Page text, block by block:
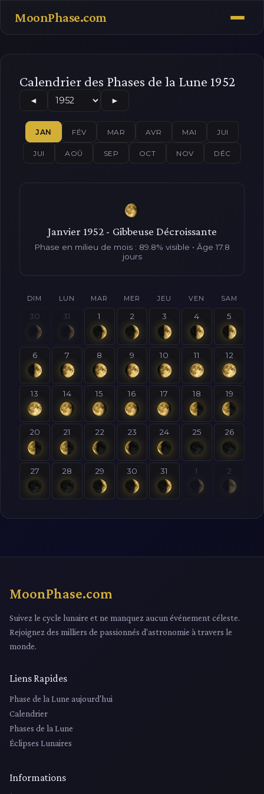
MoonPhase.com
Calendrier des Phases de la Lune 1952
◄ ►
JAN FÉV MAR AVR MAI JUI
JUI AOÛ SEP OCT NOV DÉC
Janvier 1952 - Gibbeuse Décroissante
Phase en milieu de mois : 89.8% visible • Âge 17.8
jours
DIM LUN MAR MER JEU VEN SAM
30 31 1 2 3 4 5
6 7 8 9 10 11 12
13 14 15 16 17 18 19
20 21 22 23 24 25 26
27 28 29 30 31 1 2
MoonPhase.com
Suivez le cycle lunaire et ne manquez aucun événement céleste.
Rejoignez des milliers de passionnés d'astronomie à travers le
monde.
Liens Rapides
Phase de la Lune aujourd'hui
Calendrier
Phases de la Lune
Éclipses Lunaires
Informations